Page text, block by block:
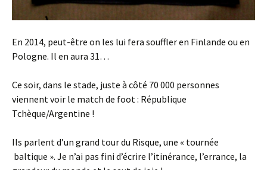
En 2014, peut-être on les lui fera souffler en Finlande ou en
Pologne. Il en aura 31…
Ce soir, dans le stade, juste à côté 70 000 personnes
viennent voir le match de foot : République
Tchèque/Argentine !
Ils parlent d’un grand tour du Risque, une « tournée
baltique ». Je n’ai pas fini d’écrire l’itinérance, l’errance, la